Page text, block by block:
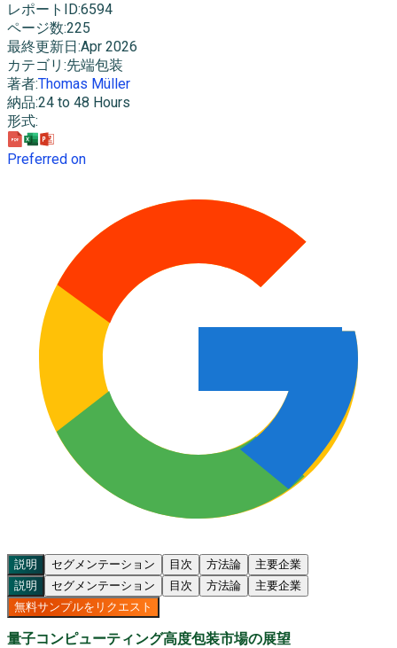
レポートID:6594
ページ数:225
最終更新日 :Apr 2026
カテゴリ :先端包装
著者:Thomas Müller
納品:24 to 48 Hours
形式:
Preferred on
説明 セグメンテーション 目次 方法論
主要企業
説明
セグメンテーション 目次 方法論
主要企業
無料サンプルをリクエスト
量子コンピューティング高度包装市場の展望